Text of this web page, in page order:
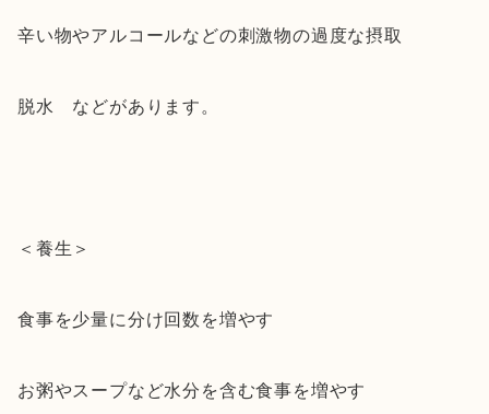
辛い物やアルコールなどの刺激物の過度な摂取
脱水 などがあります。
＜養生＞
食事を少量に分け回数を増やす
お粥やスープなど水分を含む食事を増やす